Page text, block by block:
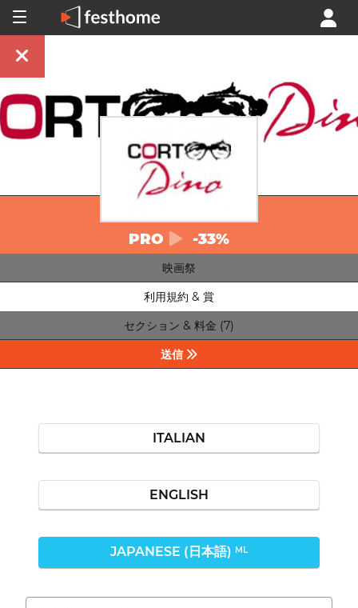
PRO -33%
映画祭
利用規約 & 賞
セクション & 料金 (7)
送信
ITALIAN
ENGLISH
JAPANESE (日本語) ML